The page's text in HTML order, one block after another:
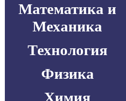
Математика и
Механика
Технология
Физика
Химия